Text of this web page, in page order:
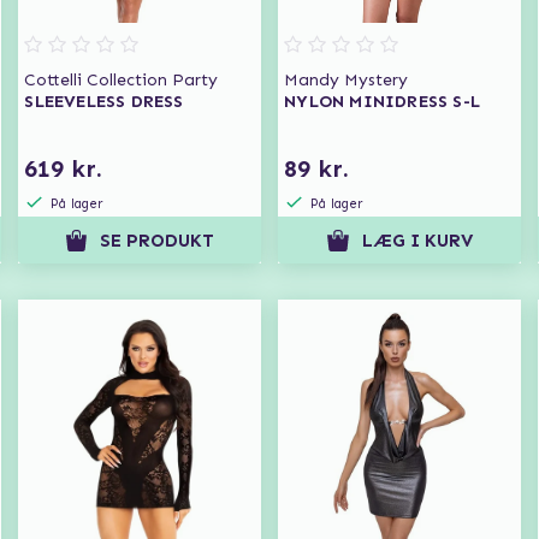
Cottelli Collection Party
SLEEVELESS DRESS
619 kr.
På lager
SE PRODUKT
Mandy Mystery
NYLON MINIDRESS S-L
89 kr.
På lager
LÆG I KURV